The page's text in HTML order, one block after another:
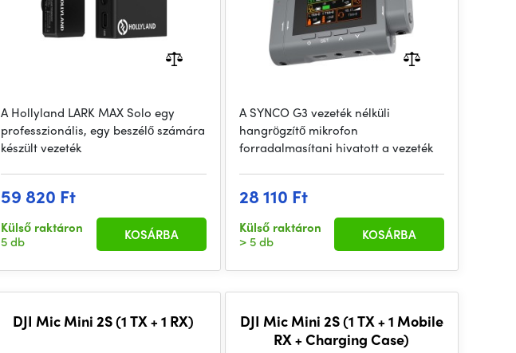
A Hollyland LARK MAX Solo egy
professzionális, egy beszélő számára
készült vezeték
59 820 Ft
Külső raktáron
5 db
KOSÁRBA
A SYNCO G3 vezeték nélküli
hangrögzítő mikrofon
forradalmasítani hivatott a vezeték
28 110 Ft
Külső raktáron
> 5 db
KOSÁRBA
DJI Mic Mini 2S (1 TX + 1 RX)
DJI Mic Mini 2S (1 TX + 1 Mobile
RX + Charging Case)